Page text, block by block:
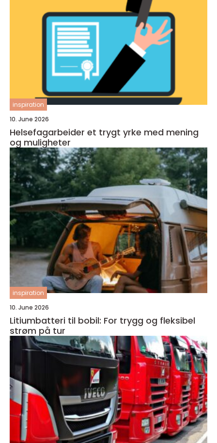
inspiration
10. June 2026
Helsefagarbeider et trygt yrke med mening
og muligheter
inspiration
10. June 2026
Litiumbatteri til bobil: For trygg og fleksibel
strøm på tur